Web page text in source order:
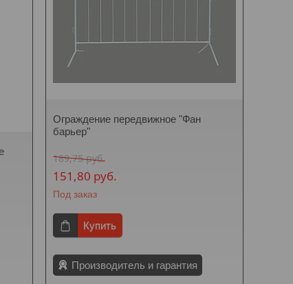
Ограждение передвижное "Фан
барьер"
189,75руб.
151,80 руб.
Под заказ
Купить
Производитель и гарантия